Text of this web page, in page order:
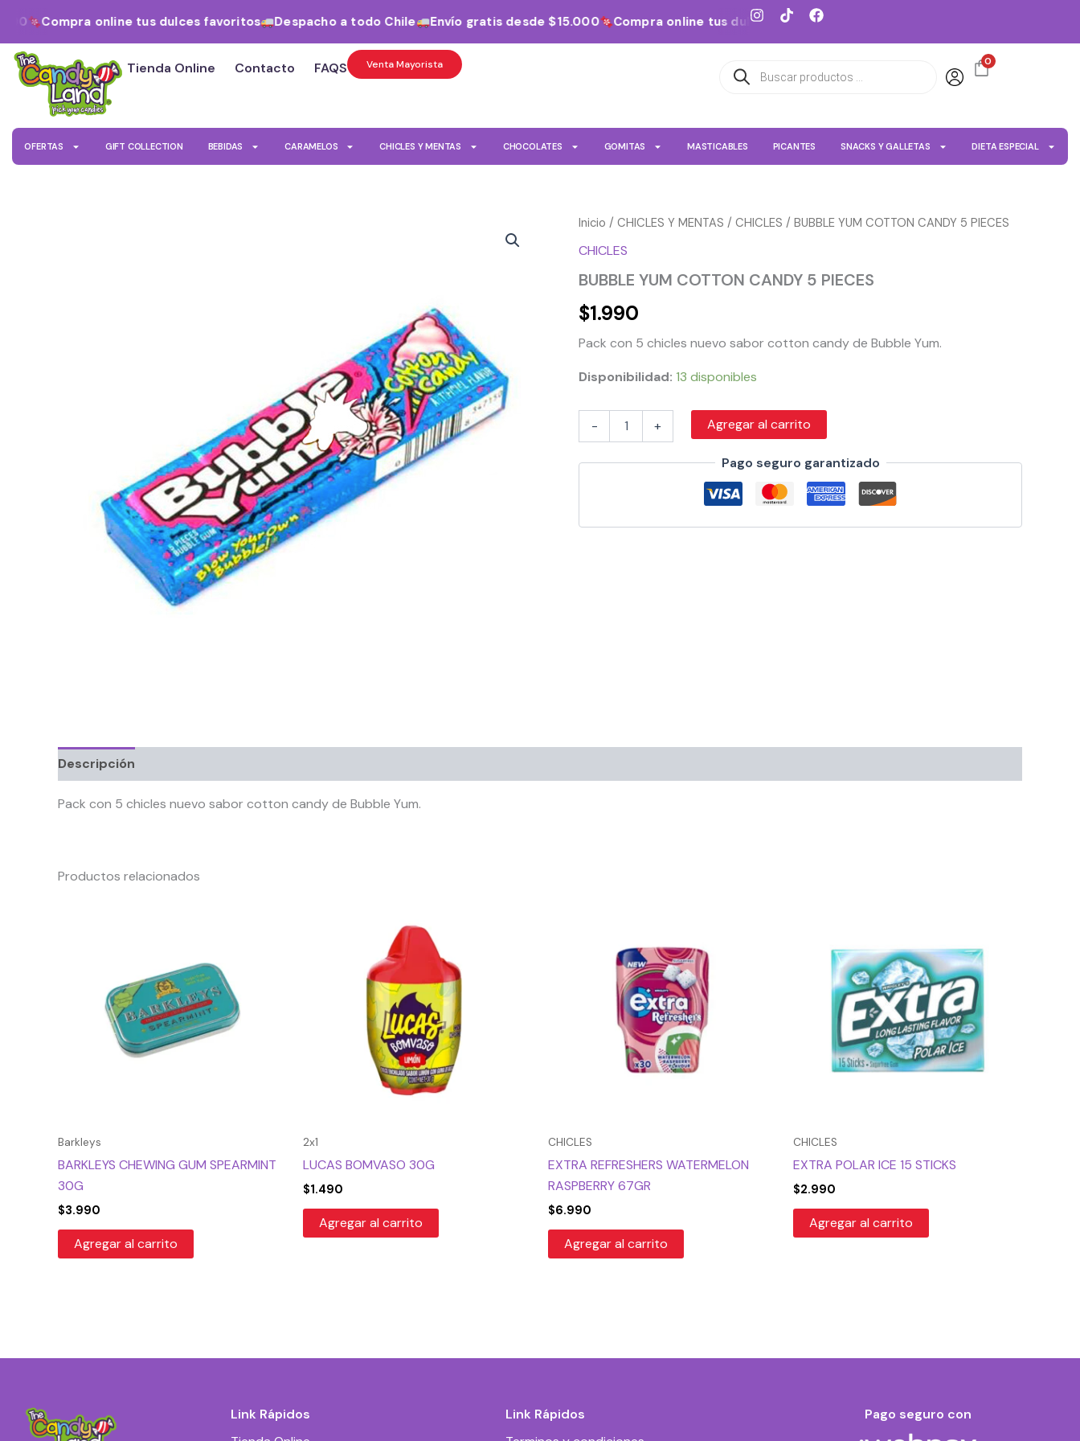
contenido
Compra online tus dulces favoritos Despacho a todo Chile Envío gratis desde $15.000 Compra online tus dulces favoritos
I
s
a
g
m
T
i
k
o
k
F
a
c
b
o
Tienda Online Contacto FAQS Venta Mayorista
Búsqueda
0
OFERTAS GIFT COLLECTION BEBIDAS CARAMELOS CHICLES Y MENTAS CHOCOLATES GOMITAS MASTICABLES PICANTES SNACKS Y GALLETAS DIETA ESPECIAL
Inicio / CHICLES Y MENTAS / CHICLES / BUBBLE YUM COTTON CANDY 5 PIECES
CHICLES
BUBBLE YUM COTTON CANDY 5 PIECES
$1.990
Pack con 5 chicles nuevo sabor cotton candy de Bubble Yum.
Disponibilidad: 13 disponibles
-
BUBBLE
COTTON
5
PIECES
cantidad
+ Agregar al carrito
Pago seguro garantizado
Descripción
Pack con 5 chicles nuevo sabor cotton candy de Bubble Yum.
Productos relacionados
Barkleys
BARKLEYS CHEWING GUM SPEARMINT
30G
$3.990
Agregar al carrito
2x1
LUCAS BOMVASO 30G
$1.490
Agregar al carrito
CHICLES
EXTRA REFRESHERS WATERMELON
RASPBERRY 67GR
$6.990
Agregar al carrito
CHICLES
EXTRA POLAR ICE 15 STICKS
$2.990
Agregar al carrito
Link Rápidos
Link Rápidos
Pago seguro con